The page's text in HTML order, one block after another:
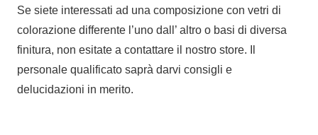
Se siete interessati ad una composizione con vetri di
colorazione differente l’uno dall’ altro o basi di diversa
finitura, non esitate a contattare il nostro store. Il
personale qualificato saprà darvi consigli e
delucidazioni in merito.